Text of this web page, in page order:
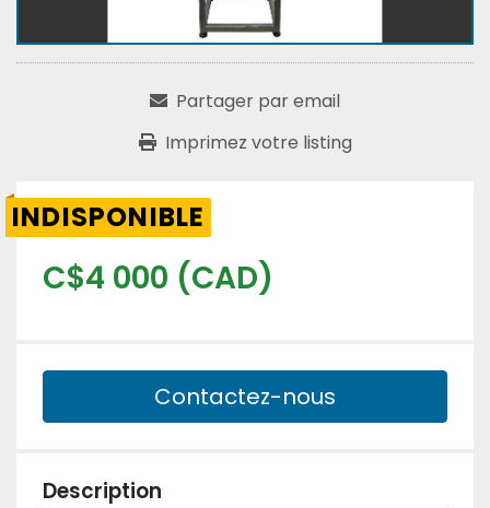
Partager par email
Imprimez votre listing
INDISPONIBLE
C$4 000 (CAD)
Contactez-nous
Description